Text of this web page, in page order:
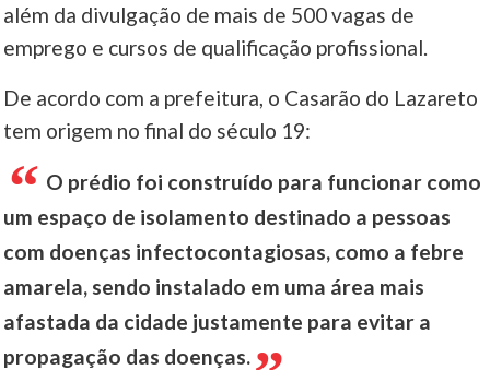
além da divulgação de mais de 500 vagas de
emprego e cursos de qualificação profissional.
De acordo com a prefeitura, o Casarão do Lazareto
tem origem no final do século 19:
O prédio foi construído para funcionar como
um espaço de isolamento destinado a pessoas
com doenças infectocontagiosas, como a febre
amarela, sendo instalado em uma área mais
afastada da cidade justamente para evitar a
propagação das doenças.